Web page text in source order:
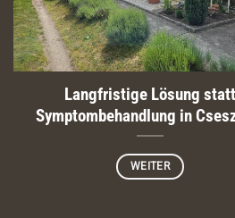
Langfristige Lösung statt
Symptombehandlung in
WEITER